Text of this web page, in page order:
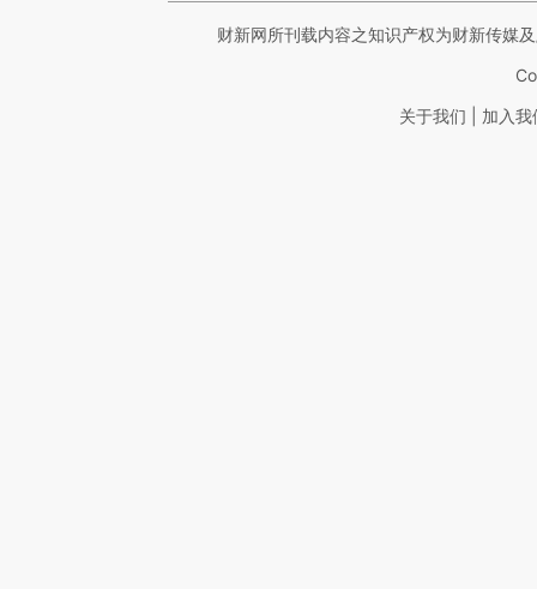
财新网所刊载内容之知识产权为财新传媒
关于我们 加入我